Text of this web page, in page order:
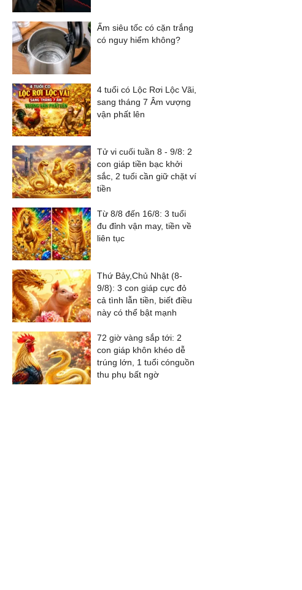
Ấm siêu tốc có cặn trắng
có nguy hiểm không?
4 tuổi có Lộc Rơi Lộc Vãi,
sang tháng 7 Âm vượng
vận phất lên
Tử vi cuối tuần 8 - 9/8: 2
con giáp tiền bạc khởi
sắc, 2 tuổi cần giữ chặt ví
tiền
Từ 8/8 đến 16/8: 3 tuổi
đu đỉnh vận may, tiền về
liên tục
Thứ Bảy,Chủ Nhật (8-
9/8): 3 con giáp cực đỏ
cả tình lẫn tiền, biết điều
này có thể bật mạnh
72 giờ vàng sắp tới: 2
con giáp khôn khéo dễ
trúng lớn, 1 tuổi cónguồn
thu phụ bất ngờ